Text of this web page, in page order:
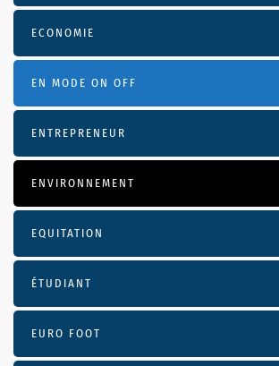
ECONOMIE
EN MODE ON OFF
ENTREPRENEUR
ENVIRONNEMENT
EQUITATION
ÉTUDIANT
EURO FOOT